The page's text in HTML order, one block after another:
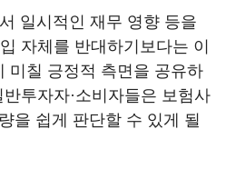
일시적인 재무 영향 등을
자체를 반대하기보다는 이
미칠 긍정적 측면을 공유하
투자자·소비자들은 보험사
을 쉽게 판단할 수 있게 될